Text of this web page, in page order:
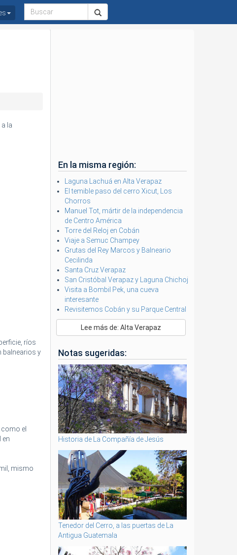
la
ríos
balnearios y
el
en
mismo
En la misma región:
Laguna Lachuá en Alta Verapaz
El temible paso del cerro Xicut, Los
Chorros
Manuel Tot, mártir de la independencia
de Centro América
Torre del Reloj en Cobán
Viaje a Semuc Champey
Grutas del Rey Marcos y Balneario
Cecilinda
Santa Cruz Verapaz
San Cristóbal Verapaz y Laguna Chichoj
Visita a Bombil Pek, una cueva
interesante
Revisitemos Cobán y su Parque Central
Lee más de: Alta Verapaz
Notas sugeridas:
Historia de La Compañía de Jesús
Tenedor del Cerro, a las puertas de La
Antigua Guatemala